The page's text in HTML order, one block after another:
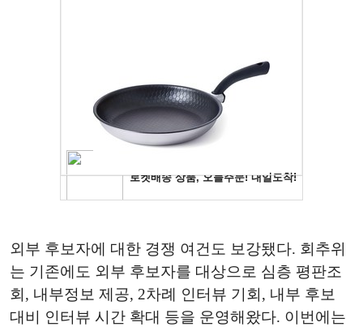
외부 후보자에 대한 경쟁 여건도 보강됐다. 회추위
는 기존에도 외부 후보자를 대상으로 심층 평판조
회, 내부정보 제공, 2차례 인터뷰 기회, 내부 후보
대비 인터뷰 시간 확대 등을 운영해왔다. 이번에는